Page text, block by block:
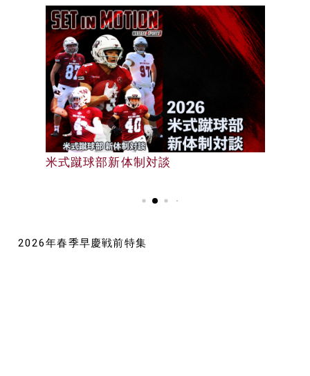
早大野球部選手名鑑
米式蹴球部新体制対談
早大野球部選手名鑑
2026年春季早慶戦前特集